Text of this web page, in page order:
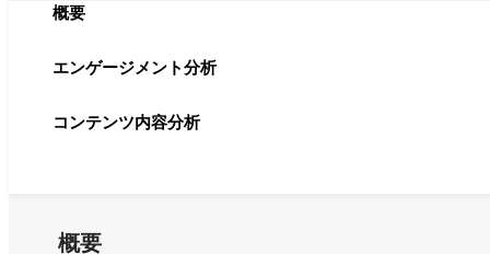
概要
エンゲージメント分析
コンテンツ内容分析
概要